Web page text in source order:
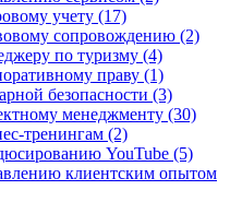
учету (17)
сопровождению (2)
по туризму (4)
праву (1)
безопасности (3)
менеджменту (30)
тренингам (2)
YouTube (5)
клиентским опытом